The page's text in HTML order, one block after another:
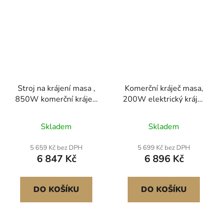
Stroj na krájení masa ,
850W komerční kráječ,
nerezový drtič s čepelí
pro vykostěné maso a
měkkou zeleninu,
elektrický kráječ
potravin pro kuchyňskou
restauraci a
supermarket
Skladem
5 659 Kč bez DPH
6 847 Kč
DO KOŠÍKU
Komerční kráječ masa,
200W elektrický kráječ
ot./min. kráječ masa s 8"
čepelí z uhlíkové oceli,
nastavitelná tloušťka 0
- 0,47 palce, elektrický
kráječ masa pro domácí i
komerční použití
Skladem
5 699 Kč bez DPH
6 896 Kč
DO KOŠÍKU